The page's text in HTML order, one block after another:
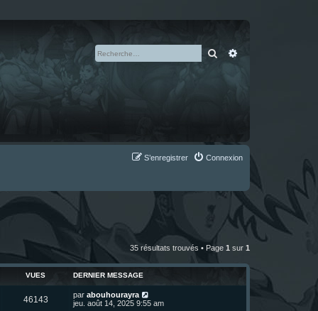
Rechercher
Connexion
S’enregistrer
35 résultats trouvés • Page 1 sur 1
VUES DERNIER MESSAGE
46143V
D
e
par abouhourayra
jeu. août 14, 2025 9:55 am